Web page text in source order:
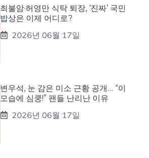
최불암·허영만 식탁 퇴장, ‘진짜’ 국민
밥상은 이제 어디로?
2026년 06월 17일
변우석, 눈 감은 미소 근황 공개… “이
모습에 심쿵!” 팬들 난리난 이유
2026년 06월 17일